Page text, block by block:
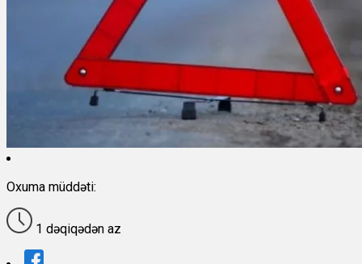
Oxuma müddəti:
1 dəqiqədən az